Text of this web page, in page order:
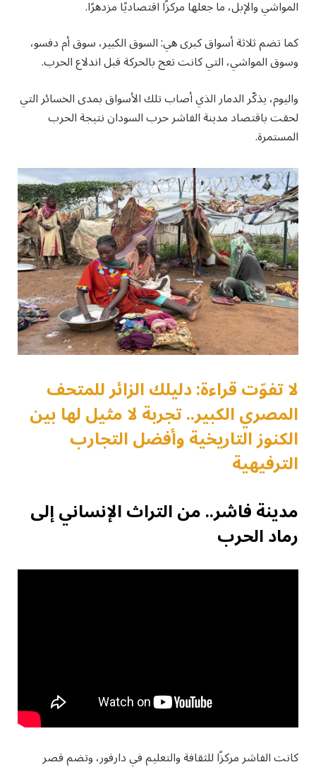
المواشي والإبل، ما جعلها مركزًا اقتصاديًا مزدهرًا.
كما تضم ثلاثة أسواق كبرى هي: السوق الكبير، سوق أم دفسو،
وسوق المواشي، التي كانت تعج بالحركة قبل اندلاع الحرب.
واليوم، يذكّر الدمار الذي أصاب تلك الأسواق بمدى الخسائر التي
لحقت باقتصاد مدينة الفاشر حرب السودان نتيجة الحرب
المستمرة.
لا تفوّت قراءة: دليلك الزائر للمتحف
المصري الكبير.. تجربة لا مثيل لها بين
الكنوز التاريخية وأفضل التجارب
الترفيهية
مدينة فاشر.. من التراث الإنساني إلى
رماد الحرب
كانت الفاشر مركزًا للثقافة والتعليم في دارفور، وتضم قصر